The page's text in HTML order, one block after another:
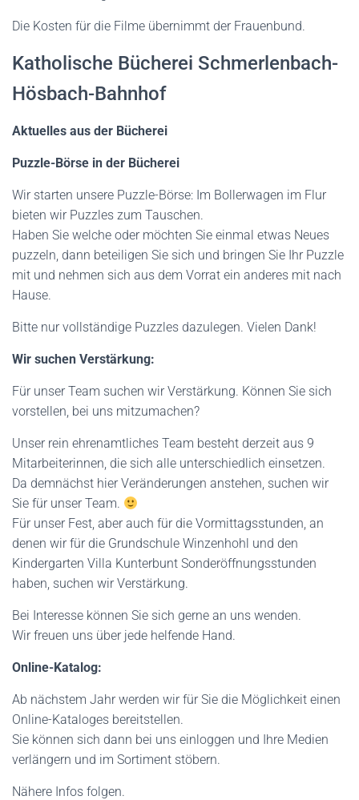
Die Kosten für die Filme übernimmt der Frauenbund.
Katholische Bücherei Schmerlenbach-
Hösbach-Bahnhof
Aktuelles aus der Bücherei
Puzzle-Börse in der Bücherei
Wir starten unsere Puzzle-Börse: Im Bollerwagen im Flur
bieten wir Puzzles zum Tauschen.
Haben Sie welche oder möchten Sie einmal etwas Neues
puzzeln, dann beteiligen Sie sich und bringen Sie Ihr Puzzle
mit und nehmen sich aus dem Vorrat ein anderes mit nach
Hause.
Bitte nur vollständige Puzzles dazulegen. Vielen Dank!
Wir suchen Verstärkung:
Für unser Team suchen wir Verstärkung. Können Sie sich
vorstellen, bei uns mitzumachen?
Unser rein ehrenamtliches Team besteht derzeit aus 9
Mitarbeiterinnen, die sich alle unterschiedlich einsetzen.
Da demnächst hier Veränderungen anstehen, suchen wir
Sie für unser Team.
Für unser Fest, aber auch für die Vormittagsstunden, an
denen wir für die Grundschule Winzenhohl und den
Kindergarten Villa Kunterbunt Sonderöffnungsstunden
haben, suchen wir Verstärkung.
Bei Interesse können Sie sich gerne an uns wenden.
Wir freuen uns über jede helfende Hand.
Online-Katalog:
Ab nächstem Jahr werden wir für Sie die Möglichkeit einen
Online-Kataloges bereitstellen.
Sie können sich dann bei uns einloggen und Ihre Medien
verlängern und im Sortiment stöbern.
Nähere Infos folgen.